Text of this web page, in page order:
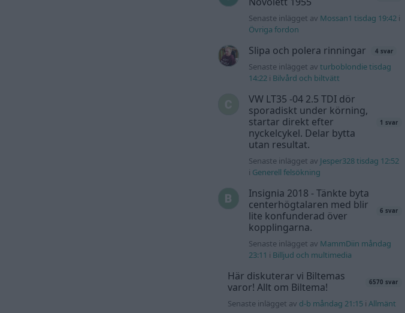
Senaste inlägget av Mossan1 tisdag 19:42 i
Övriga fordon
Slipa och polera rinningar 4 svar
Senaste inlägget avturboblondie tisdag
14:22 i Bilvård och biltvätt
VW LT35 -04 2.5 TDI dör
sporadiskt under körning,
startar direkt efter
nyckelcykel. Delar bytta
utan resultat.
1 svar
Senaste inlägget av Jesper328 tisdag 12:52
i Generell felsökning
Insignia 2018 - Tänkte byta
centerhögtalaren med blir
lite konfunderad över
kopplingarna.
6 svar
Senaste inlägget av MammDiin måndag
23:11 i Billjud och multimedia
Här diskuterar vi Biltemas
varor! Allt om Biltema!
6570 svar
Senaste inlägget av d-b måndag 21:15 i Allmänt